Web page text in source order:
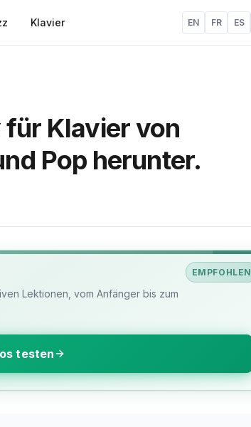
Klavier EN FR ES
für Klavier von
Pop herunter.
EMPFOHLEN
Lektionen, vom Anfänger bis zum
testen